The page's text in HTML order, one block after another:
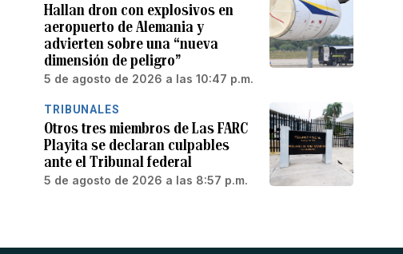
Hallan dron con explosivos en
aeropuerto de Alemania y
advierten sobre una “nueva
dimensión de peligro”
5 de agosto de 2026 a las 10:47 p.m.
TRIBUNALES
Otros tres miembros de Las FARC
Playita se declaran culpables
ante el Tribunal federal
5 de agosto de 2026 a las 8:57 p.m.